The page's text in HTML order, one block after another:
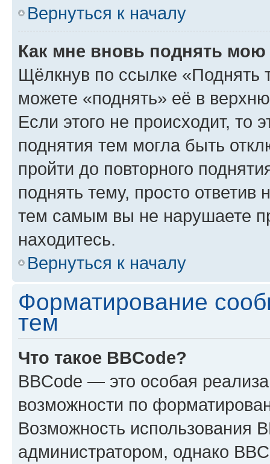
Вернуться к началу
Как мне вновь поднять мою
Щёлкнув по ссылке «Поднять
можете «поднять» её в
Если этого не происходит, то
поднятия тем могла быть
пройти до повторного
поднять тему, просто ответив
тем самым вы не нарушаете
находитесь.
Вернуться к началу
Форматирование
тем
Что такое BBCode?
BBCode — это особая
возможности по
Возможность использования
администратором, однако